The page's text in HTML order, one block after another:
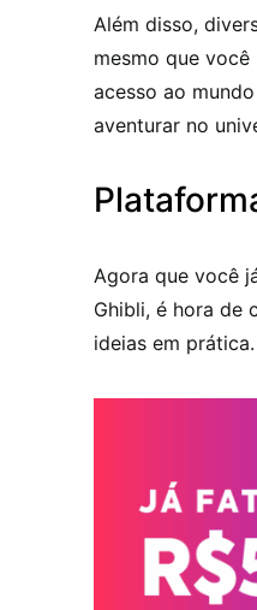
Além disso,
mesmo que
acesso ao
aventurar no
Agora que você
Ghibli, é hora de
ideias em